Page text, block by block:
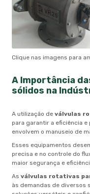
Clique nas imagens para
A Importância
sólidos na
A utilização de válvulas
para garantir a eficiência
envolvem o manuseio de
Esses equipamentos
precisa e no controle do
maior segurança e
As válvulas rotativas
às demandas de diversos